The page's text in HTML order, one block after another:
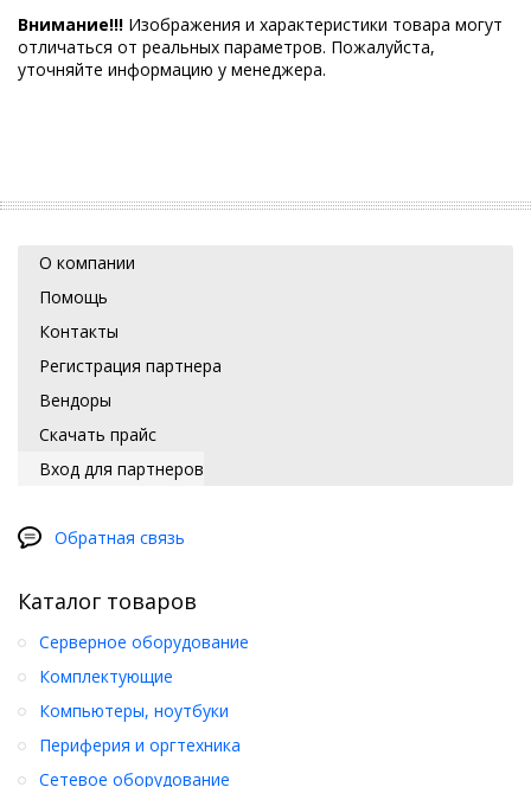
Внимание!!! Изображения и характеристики товара могут
отличаться от реальных параметров. Пожалуйста,
уточняйте информацию у менеджера.
О компании
Помощь
Контакты
Регистрация партнера
Вендоры
Скачать прайс
Вход для партнеров
Обратная связь
Каталог товаров
Серверное оборудование
Комплектующие
Компьютеры, ноутбуки
Периферия и оргтехника
Сетевое оборудование